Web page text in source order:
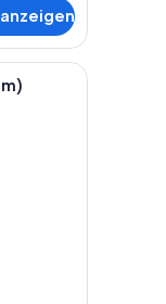
zwei Betten, einem